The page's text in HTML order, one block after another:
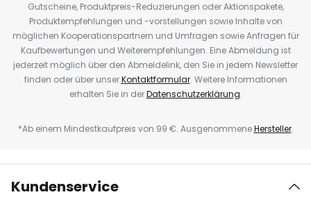
Gutscheine, Produktpreis-Reduzierungen oder Aktionspakete,
Produktempfehlungen und -vorstellungen sowie Inhalte von
möglichen Kooperationspartnern und Umfragen sowie Anfragen für
Kaufbewertungen und Weiterempfehlungen. Eine Abmeldung ist
jederzeit möglich über den Abmeldelink, den Sie in jedem Newsletter
finden oder über unserKontaktformular. Weitere Informationen
erhalten Sie in derDatenschutzerklärung.
*Ab einem Mindestkaufpreis von 99 €. AusgenommeneHersteller.
Kundenservice